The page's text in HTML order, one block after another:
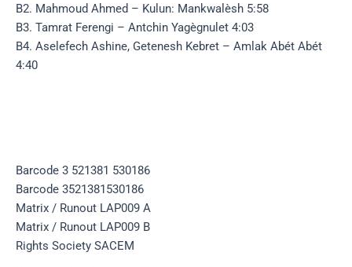
B2. Mahmoud Ahmed – Kulun: Mankwalèsh 5:58
B3. Tamrat Ferengi – Antchin Yagègnulet 4:03
B4. Aselefech Ashine, Getenesh Kebret – Amlak Abét Abét
4:40
Barcode 3 521381 530186
Barcode 3521381530186
Matrix / Runout LAP009 A
Matrix / Runout LAP009 B
Rights Society SACEM